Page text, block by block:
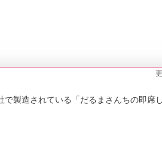
造されている「だるまさんちの即席し